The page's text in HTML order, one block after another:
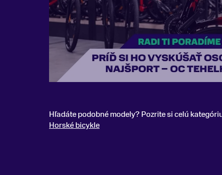
Hľadáte podobné modely? Pozrite si celú
Horské bicykle